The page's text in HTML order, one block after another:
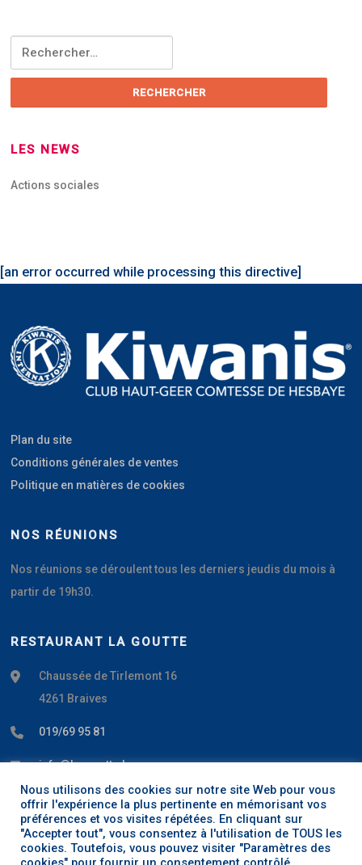
Rechercher :
LES NEWS
Actions sociales
[an error occurred while processing this directive]
Plan du site
Conditions générales de ventes
Politique en matières de cookies
NOS RÉUNIONS
Nos réunions se déroulent tous les derniers jeudis du mois à
partir de 19h30.
RESTAURANT LA GOUTTE
Chaussée de Tirlemont 16
4261 Braives
019/69 95 81
info@la-goutte.be
www.la-goutte.be
Nous utilisons des cookies sur notre site Web pour vous
offrir l'expérience la plus pertinente en mémorisant vos
préférences et vos visites répétées. En cliquant sur
"Accepter tout", vous consentez à l'utilisation de TOUS les
cookies. Toutefois, vous pouvez visiter "Paramètres des